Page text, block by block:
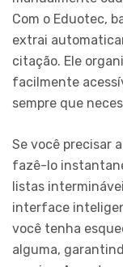
Com o Eduotec,
extrai
citação. Ele
facilmente
sempre que
Se você precisar
fazê-lo
listas
interface
você tenha
alguma,